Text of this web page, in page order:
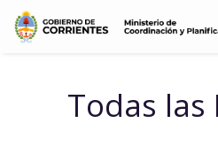
Todas las